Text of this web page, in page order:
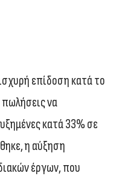
επίδοση κατά το
να
κατά 33% σε
η αύξηση
έργων, που